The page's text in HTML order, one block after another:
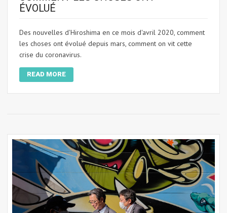
ÉVOLUÉ
Des nouvelles d'Hiroshima en ce mois d'avril 2020, comment
les choses ont évolué depuis mars, comment on vit cette
crise du coronavirus.
READ MORE